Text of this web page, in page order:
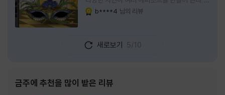
주인공은 호텔리어로서의 완벽함을 꿈꾸는 야
는 과정에서 나오미가 다치게 되자, 고스케는
모든 책임을 지고 형사직에서 물러난다. 하지만
을 받게 된다. 그렇게 끝난 4권 이후, 나는 5권
이 출간되기만을 기다렸다. 형사가 아닌 호텔리
b****4 님의 리뷰
새로보기 5/10
금주에 추천을 많이 받은 리뷰